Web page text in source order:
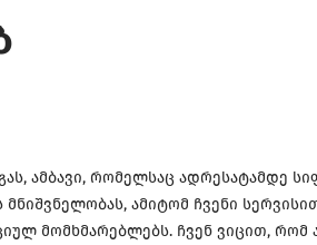
ამბავი, რომელსაც ადრესატამდე
ამიტომ ჩვენი
მომხმარებლებს. ჩვენ ვიცით, რომ